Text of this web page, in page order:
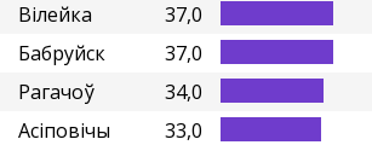
Вілейка
37,0
Бабруйск
37,0
Рагачоў
34,0
Асіповічы
33,0